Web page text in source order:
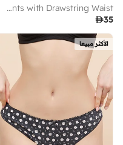
Textured Wide Leg Pants with Drawstring Waist
35
الأكثر مبيعا